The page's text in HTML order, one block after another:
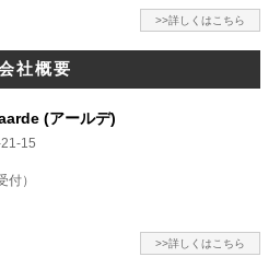
>>詳しくはこちら
社概要
(アールデ)
15
付）
>>詳しくはこちら